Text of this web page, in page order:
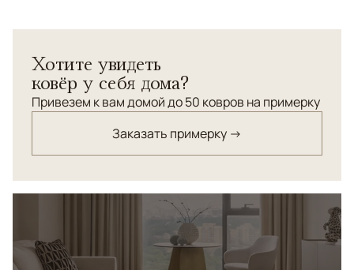
имитирующим солнечные лучи и эффект
состаренности, что придает ему особую атмосферу
тепла и уюта. Цветовая гамма ковра, включающая
ощущение света и простора, идеально вписываясь в
любой интерьер от классического до современного.
Текстура ковра, благодаря сочетанию шерсти и
бамбукового шелка, обеспечивает не только
визуальное наслаждение, но и исключительный
Хотите увидеть
ковёр у себя дома?
Привезем к вам домой до 50 ковров на примерку
Заказать примерку →